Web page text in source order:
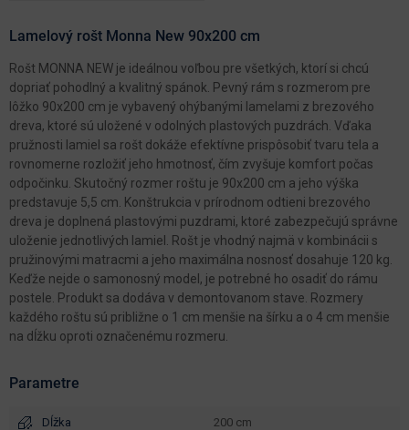
Lamelový rošt Monna New 90x200 cm
Rošt MONNA NEW je ideálnou voľbou pre všetkých, ktorí si chcú
dopriať pohodlný a kvalitný spánok. Pevný rám s rozmerom pre
lôžko 90x200 cm je vybavený ohýbanými lamelami z brezového
dreva, ktoré sú uložené v odolných plastových puzdrách. Vďaka
pružnosti lamiel sa rošt dokáže efektívne prispôsobiť tvaru tela a
rovnomerne rozložiť jeho hmotnosť, čím zvyšuje komfort počas
odpočinku. Skutočný rozmer roštu je 90x200 cm a jeho výška
predstavuje 5,5 cm. Konštrukcia v prírodnom odtieni brezového
dreva je doplnená plastovými puzdrami, ktoré zabezpečujú správne
uloženie jednotlivých lamiel. Rošt je vhodný najmä v kombinácii s
pružinovými matracmi a jeho maximálna nosnosť dosahuje 120 kg.
Keďže nejde o samonosný model, je potrebné ho osadiť do rámu
postele. Produkt sa dodáva v demontovanom stave. Rozmery
každého roštu sú približne o 1 cm menšie na šírku a o 4 cm menšie
na dĺžku oproti označenému rozmeru.
Parametre
Dĺžka 200 cm